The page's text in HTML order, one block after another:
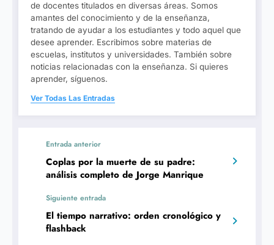
de docentes titulados en diversas áreas. Somos
amantes del conocimiento y de la enseñanza,
tratando de ayudar a los estudiantes y todo aquel que
desee aprender. Escribimos sobre materias de
escuelas, institutos y universidades. También sobre
noticias relacionadas con la enseñanza. Si quieres
aprender, síguenos.
Ver Todas Las Entradas
Entrada anterior
Coplas por la muerte de su padre:
análisis completo de Jorge Manrique
Siguiente entrada
El tiempo narrativo: orden cronológico y
flashback